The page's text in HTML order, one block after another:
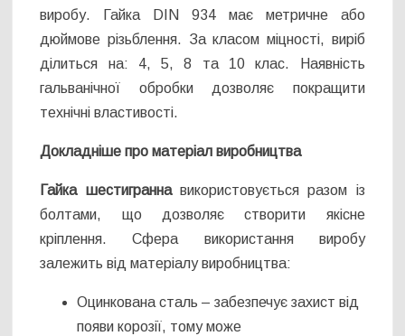
виробу. Гайка DIN 934 має метричне або
дюймове різьблення. За класом міцності, виріб
ділиться на: 4, 5, 8 та 10 клас. Наявність
гальванічної обробки дозволяє покращити
технічні властивості.
Докладніше про матеріал виробництва
Гайка шестиграннавикористовується разом із
болтами, що дозволяє створити якісне
кріплення. Сфера використання виробу
залежить від матеріалу виробництва:
Оцинкована сталь – забезпечує захист від
появи корозії, тому може